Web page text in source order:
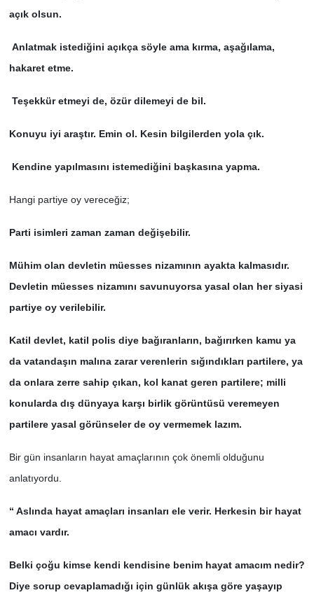
açık olsun.
Anlatmak istediğini açıkça söyle ama kırma, aşağılama,
hakaret etme.
Teşekkür etmeyi de, özür dilemeyi de bil.
Konuyu iyi araştır. Emin ol. Kesin bilgilerden yola çık.
Kendine yapılmasını istemediğini başkasına yapma.
Hangi partiye oy vereceğiz;
Parti isimleri zaman zaman değişebilir.
Mühim olan devletin müesses nizamının ayakta kalmasıdır.
Devletin müesses nizamını savunuyorsa yasal olan her siyasi
partiye oy verilebilir.
Katil devlet, katil polis diye bağıranların, bağırırken kamu ya
da vatandaşın malına zarar verenlerin sığındıkları partilere, ya
da onlara zerre sahip çıkan, kol kanat geren partilere; milli
konularda dış dünyaya karşı birlik görüntüsü veremeyen
partilere yasal görünseler de oy vermemek lazım.
Bir gün insanların hayat amaçlarının çok önemli olduğunu
anlatıyordu.
“ Aslında hayat amaçları insanları ele verir. Herkesin bir hayat
amacı vardır.
Belki çoğu kimse kendi kendisine benim hayat amacım nedir?
Diye sorup cevaplamadığı için günlük akışa göre yaşayıp